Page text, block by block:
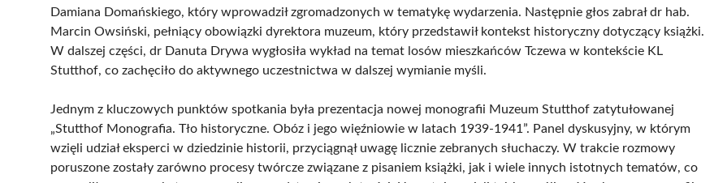
Damiana Domańskiego, który wprowadził zgromadzonych w tematykę wydarzenia. Następnie głos zabrał dr hab.
Marcin Owsiński, pełniący obowiązki dyrektora muzeum, który przedstawił kontekst historyczny dotyczący książki.
W dalszej części, dr Danuta Drywa wygłosiła wykład na temat losów mieszkańców Tczewa w kontekście KL
Stutthof, co zachęciło do aktywnego uczestnictwa w dalszej wymianie myśli.
Jednym z kluczowych punktów spotkania była prezentacja nowej monografii Muzeum Stutthof zatytułowanej
„Stutthof Monografia. Tło historyczne. Obóz i jego więźniowie w latach 1939-1941”. Panel dyskusyjny, w którym
wzięli udział eksperci w dziedzinie historii, przyciągnął uwagę licznie zebranych słuchaczy. W trakcie rozmowy
poruszone zostały zarówno procesy twórcze związane z pisaniem książki, jak i wiele innych istotnych tematów, co